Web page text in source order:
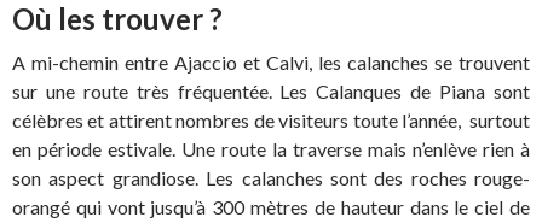
Où les trouver ?
A mi-chemin entre Ajaccio et Calvi, les calanches se trouvent
sur une route très fréquentée. Les Calanques de Piana sont
célèbres et attirent nombres de visiteurs toute l’année, surtout
en période estivale. Une route la traverse mais n’enlève rien à
son aspect grandiose. Les calanches sont des roches rouge-
orangé qui vont jusqu’à 300 mètres de hauteur dans le ciel de